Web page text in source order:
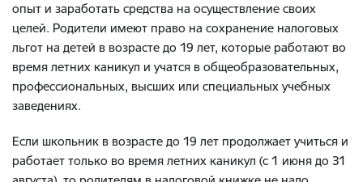
опыт и заработать средства на осуществление своих
целей. Родители имеют право на сохранение налоговых
льгот на детей в возрасте до 19 лет, которые работают во
время летних каникул и учатся в общеобразовательных,
профессиональных, высших или специальных учебных
заведениях.
Если школьник в возрасте до 19 лет продолжает учиться и
работает только во время летних каникул (с 1 июня до 31